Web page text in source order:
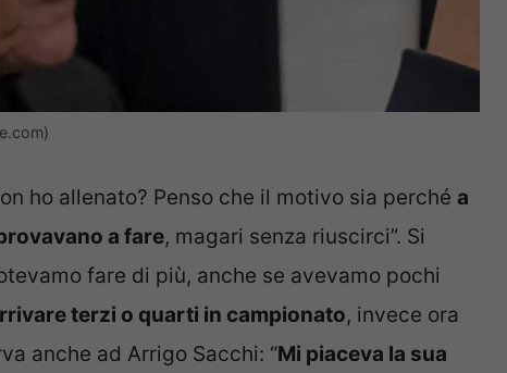
ho allenato? Penso che il motivo sia perché a
a fare, magari senza riuscirci”. Si
fare di più, anche se avevamo pochi
terzi o quarti in campionato, invece ora
anche ad Arrigo Sacchi: “Mi piaceva la sua